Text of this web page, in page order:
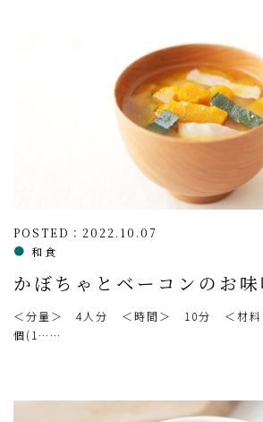
POSTED：2022.10.07
和食
かぼちゃとベーコンのお味
＜分量＞ 4人分 ＜時間＞ 10分 ＜
個(1……